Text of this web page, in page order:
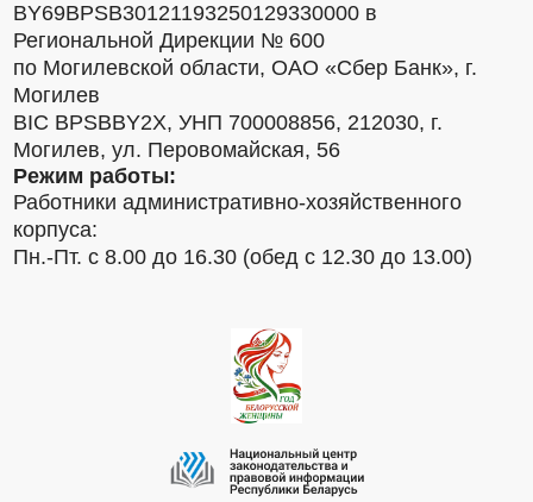
BY69BPSB30121193250129330000 в
Региональной Дирекции № 600
по Могилевской области, ОАО «Сбер Банк», г.
Могилев
BIC BPSBBY2X, УНП 700008856, 212030, г.
Могилев, ул. Перовомайская, 56
Режим работы:
Работники административно-хозяйственного
корпуса:
Пн.-Пт. с 8.00 до 16.30 (обед с 12.30 до 13.00)